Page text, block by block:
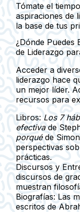
Tómate el
aspiraciones de
la base de tus
¿Dónde Puedes
de Liderazgo
Acceder a
liderazgo hace
un mejor líder.
recursos para
Libros: Los 7
efectivade
porquéde
perspectivas
prácticas.
Discursos y
discursos de
muestran
Biografías: Las
escritos de